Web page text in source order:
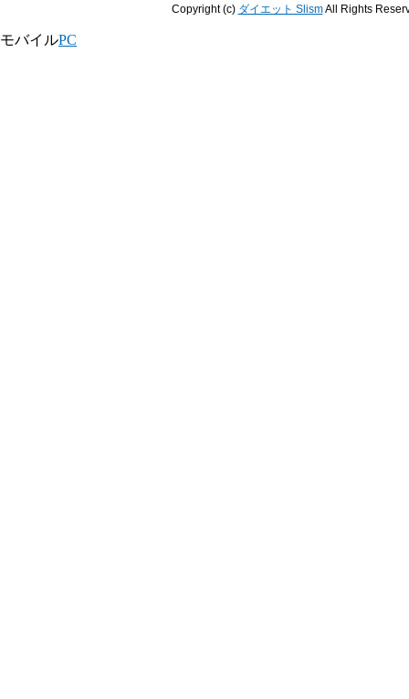
Copyright (c) ダイエット SlismAll Rights
モバイルPC